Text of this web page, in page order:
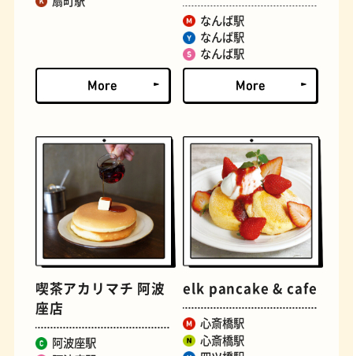
おにぎり
床
なんば駅
なんば駅
なんば駅
喫茶アカリマチ 阿波
座店
阿波座駅
elk pancake & cafe
心斎橋駅
心斎橋駅